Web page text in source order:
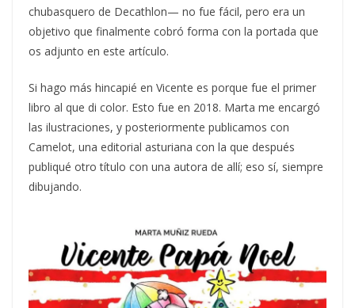
chubasquero de Decathlon— no fue fácil, pero era un
objetivo que finalmente cobró forma con la portada que
os adjunto en este artículo.
Si hago más hincapié en Vicente es porque fue el primer
libro al que di color. Esto fue en 2018. Marta me encargó
las ilustraciones, y posteriormente publicamos con
Camelot, una editorial asturiana con la que después
publiqué otro título con una autora de allí; eso sí, siempre
dibujando.